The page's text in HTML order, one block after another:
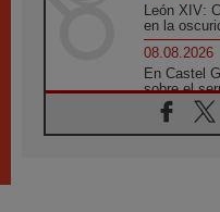
León XIV:
en la
08.08.2026
En Castel
sobre el
08.08.2026
En